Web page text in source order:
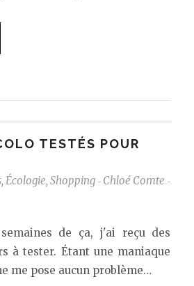
TESTÉS POUR
, Écologie, Shopping - Chloé Comte -
de ça, j'ai reçu des
à tester. Étant une maniaque
me pose aucun problème…